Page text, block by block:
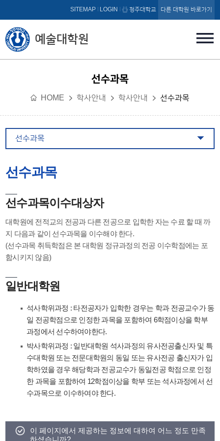
본문 바로가기
예술대학원
SITEMAP LOGIN 청주대학교 다른 대학원 바로가기
선수과목
HOME 학사안내 학사안내 선수과목
선수과목
선수과목
선수과목이수대상자
대학원에 전적교의 전공과 다른 전공으로 입학한 자는 수료 할 때 까
지 다음과 같이 선수과목을 이수해야 한다.
(선수과목 취득학점은 본 대학원 정규과정의 전공 이수학점에는 포
함시키지 않음)
일반대학원
석사학위과정 : 타전공자가 입학한 경우는 학과 전공교수가 동
일 전공학점으로 인정한 과목을 포함하여 6학점이상을 학부
과정에서 선수하여야한다.
박사학위과정 : 일반대학원 석사과정의 유사전공출신자 및 특
수대학원 또는 전문대학원의 동일 또는 유사전공 출신자가 입
학하였을 경우 해당학과 전공교수가 동일전공 학점으로 인정
한 과목을 포함하여 12학점이상을 학부 또는 석사과정에서 선
수과목으로 이수하여야 한다.
이 페이지에서 제공하는 정보에 대하여 어느 정도 만족
하셨습니까?